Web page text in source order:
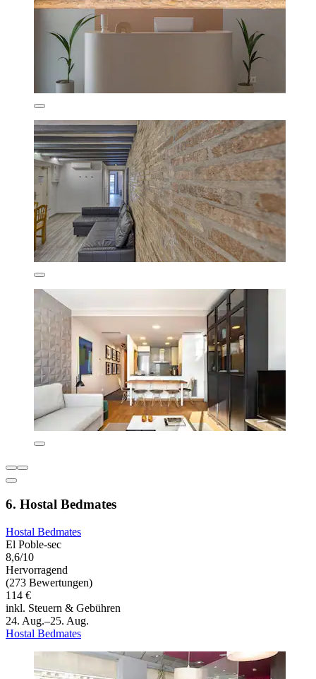
6. Hostal Bedmates
Hostal Bedmates
El Poble-sec
8,6/10
Hervorragend
(273 Bewertungen)
114 €
inkl. Steuern & Gebühren
24. Aug.–25. Aug.
Hostal Bedmates